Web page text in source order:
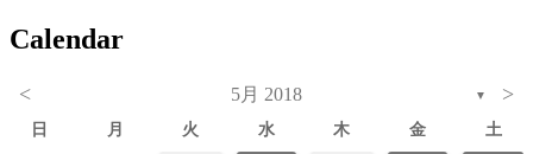
Calendar
< 5月 2018 ▼ >
日 月 火 水 木 金 土